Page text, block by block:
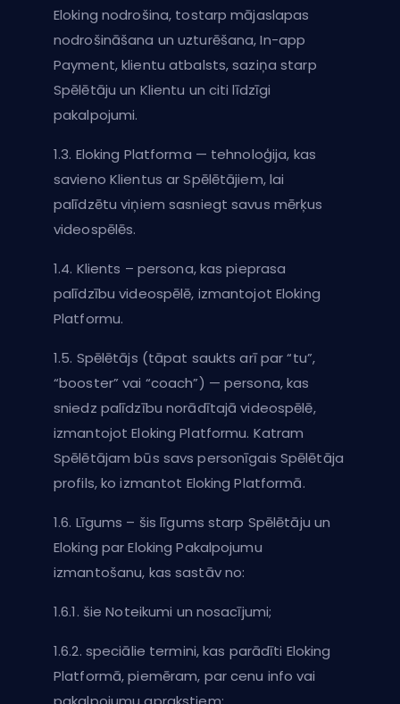
Eloking nodrošina, tostarp mājaslapas
nodrošināšana un uzturēšana, In-app
Payment, klientu atbalsts, saziņa starp
Spēlētāju un Klientu un citi līdzīgi
pakalpojumi.
1.3. Eloking Platforma — tehnoloģija, kas
savieno Klientus ar Spēlētājiem, lai
palīdzētu viņiem sasniegt savus mērķus
videospēlēs.
1.4. Klients – persona, kas pieprasa
palīdzību videospēlē, izmantojot Eloking
Platformu.
1.5. Spēlētājs (tāpat saukts arī par “tu”,
“booster” vai “coach”) — persona, kas
sniedz palīdzību norādītajā videospēlē,
izmantojot Eloking Platformu. Katram
Spēlētājam būs savs personīgais Spēlētāja
profils, ko izmantot Eloking Platformā.
1.6. Līgums – šis līgums starp Spēlētāju un
Eloking par Eloking Pakalpojumu
izmantošanu, kas sastāv no:
1.6.1. šie Noteikumi un nosacījumi;
1.6.2. speciālie termini, kas parādīti Eloking
Platformā, piemēram, par cenu info vai